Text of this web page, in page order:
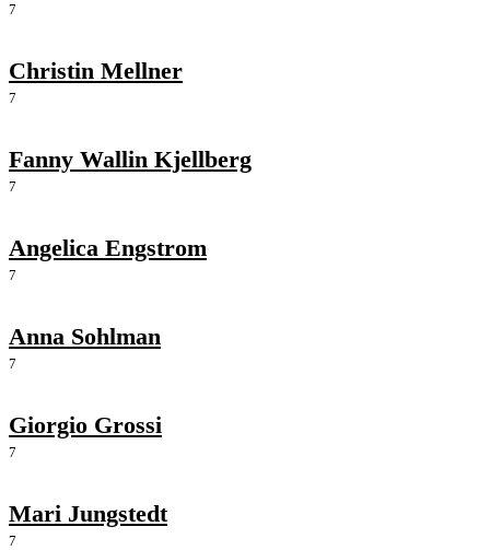
7
Christin Mellner
7
Fanny Wallin Kjellberg
7
Angelica Engstrom
7
Anna Sohlman
7
Giorgio Grossi
7
Mari Jungstedt
7